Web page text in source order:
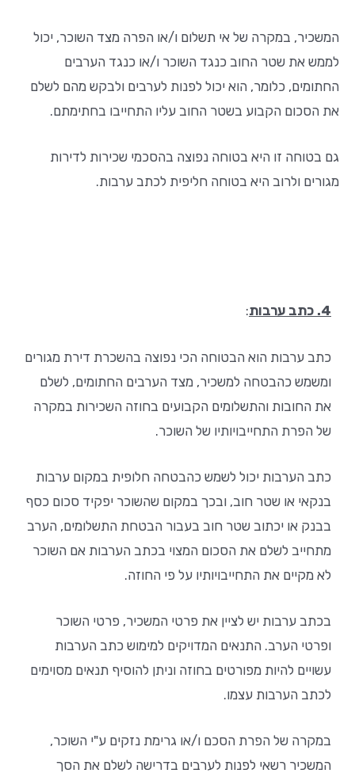
המשכיר, במקרה של אי תשלום ו/או הפרה מצד השוכר, יכול
לממש את שטר החוב כנגד השוכר ו/או כנגד הערבים
החתומים, כלומר, הוא יכול לפנות לערבים ולבקש מהם לשלם
את הסכום הקבוע בשטר החוב עליו התחייבו בחתימתם.
גם בטוחה זו היא בטוחה נפוצה בהסכמי שכירות לדירות
מגורים ולרוב היא בטוחה חליפית לכתב ערבות.
4. כתב ערבות :
כתב ערבות הוא הבטוחה הכי נפוצה בהשכרת דירת מגורים
ומשמש כהבטחה למשכיר, מצד הערבים החתומים, לשלם
את החובות והתשלומים הקבועים בחוזה השכירות במקרה
של הפרת התחייבויותיו של השוכר.
כתב הערבות יכול לשמש כהבטחה חלופית במקום ערבות
בנקאי או שטר חוב, ובכך במקום שהשוכר יפקיד סכום כסף
בבנק או יכתוב שטר חוב בעבור הבטחת התשלומים, הערב
מתחייב לשלם את הסכום המצוי בכתב הערבות אם השוכר
לא מקיים את התחייבויותיו על פי החוזה.
בכתב ערבות יש לציין את פרטי המשכיר, פרטי השוכר
ופרטי הערב. התנאים המדויקים למימוש כתב הערבות
עשויים להיות מפורטים בחוזה וניתן להוסיף תנאים מסוימים
לכתב הערבות עצמו.
במקרה של הפרת הסכם ו/או גרימת נזקים ע"י השוכר,
המשכיר רשאי לפנות לערבים בדרישה לשלם את הסך